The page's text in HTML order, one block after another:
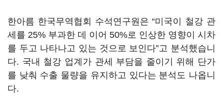
한아름 한국무역협회 수석연구원은 “미국이 철강 관
세를 25% 부과한 데 이어 50%로 인상한 영향이 시차
를 두고 나타나고 있는 것으로 보인다”고 분석했습니
다. 국내 철강 업계가 관세 부담을 줄이기 위해 단가
를 낮춰 수출 물량을 유지하고 있다는 분석도 나옵니
다.